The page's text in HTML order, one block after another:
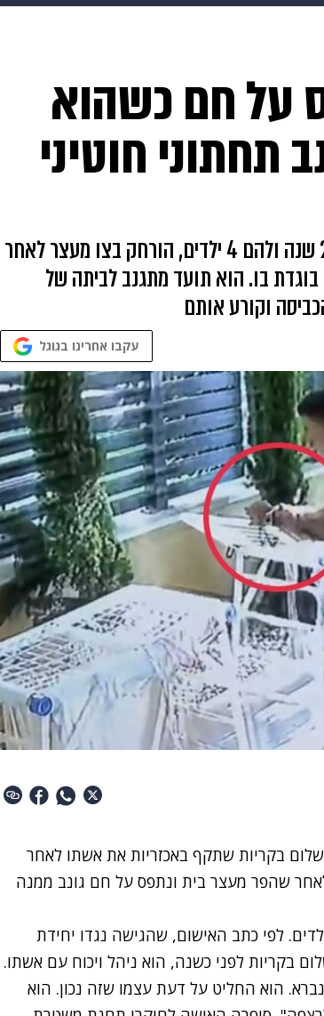
מתכונים פרויקטים מיוחדים
על חם כשהוא
תחתוני חוטיני
ר', תושב הקריות בן 50 שנשוי לאשתו 20 שנה ולהם 4 ילדים, הורחק בצו מעצר לאחר
בו. הוא תועד מתגנב לביתה של
וקורע אותם
עקבו אחרינו בגוגל
בבית משפט השלום בקריות שתקף באכזריות את אשתו לאחר
שהפר מעצר בית ונתפס על חם גונב ממנה
ולהם ארבעה ילדים. לפי כתב האישום, שהגישה נגדו יחידת
בקריות לפני כשנה, הוא ניהל ויכוח עם אשתו.
הוא החליט על דעת עצמו שזה נכון. הוא